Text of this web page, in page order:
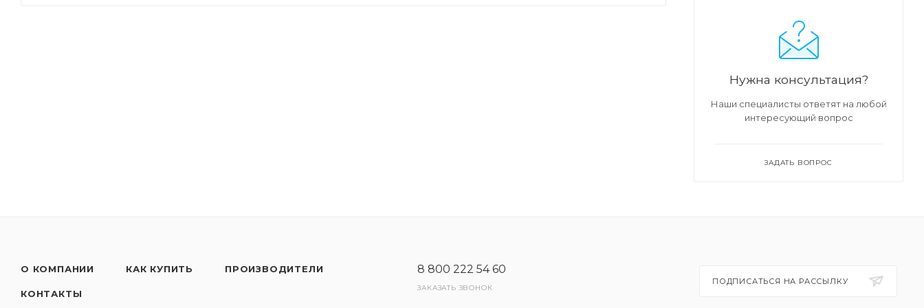
Нужна консультация?
Наши специалисты ответят на любой
интересующий вопрос
ЗАДАТЬ ВОПРОС
О КОМПАНИИ КАК КУПИТЬ ПРОИЗВОДИТЕЛИ
КОНТАКТЫ
8 800 222 54 60
ЗАКАЗАТЬ ЗВОНОК
ПОДПИСАТЬСЯ НА РАССЫЛКУ